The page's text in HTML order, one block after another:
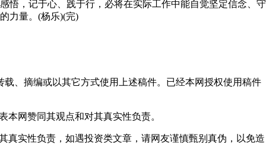
，记于心、践于行，必将在实际工作中能自觉坚定信念、守
力量。(杨乐)(完)
、摘编或以其它方式使用上述稿件。已经本网授权使用稿件
网赞同其观点和对其真实性负责。
真实性负责，如遇投资类文章，请网友谨慎甄别真伪，以免造